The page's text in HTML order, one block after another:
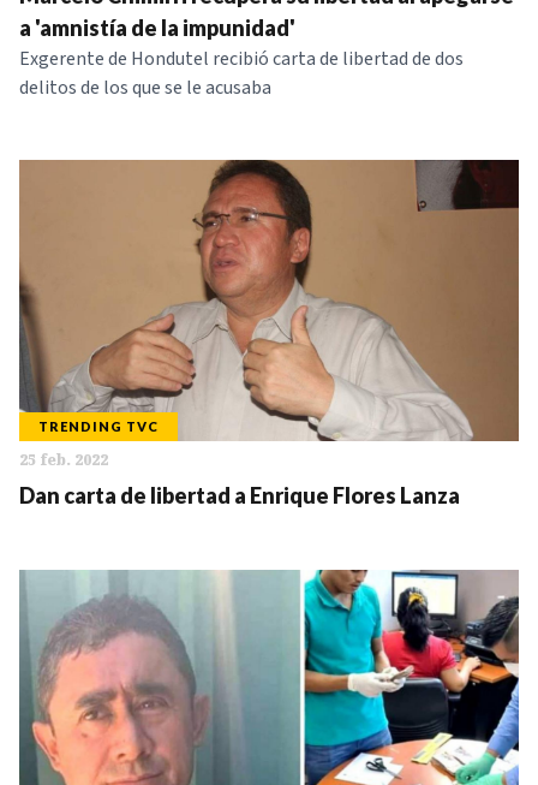
NOTICIAS
SERIES
a 'amnistía de la impunidad'
Exgerente de Hondutel recibió carta de libertad de dos
delitos de los que se le acusaba
TRENDING TVC
25 feb. 2022
Dan carta de libertad a Enrique Flores Lanza